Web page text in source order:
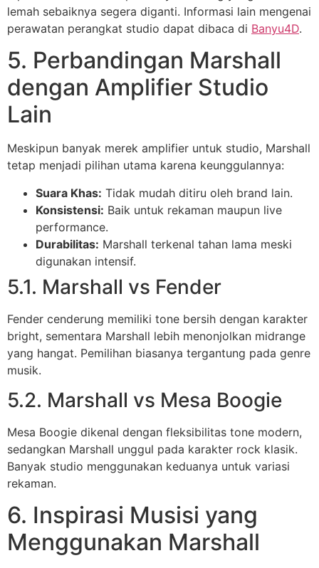
lemah sebaiknya segera diganti. Informasi lain mengenai
perawatan perangkat studio dapat dibaca di Banyu4D.
5. Perbandingan Marshall
dengan Amplifier Studio
Lain
Meskipun banyak merek amplifier untuk studio, Marshall
tetap menjadi pilihan utama karena keunggulannya:
Suara Khas: Tidak mudah ditiru oleh brand lain.
Konsistensi: Baik untuk rekaman maupun live
performance.
Durabilitas: Marshall terkenal tahan lama meski
digunakan intensif.
5.1. Marshall vs Fender
Fender cenderung memiliki tone bersih dengan karakter
bright, sementara Marshall lebih menonjolkan midrange
yang hangat. Pemilihan biasanya tergantung pada genre
musik.
5.2. Marshall vs Mesa Boogie
Mesa Boogie dikenal dengan fleksibilitas tone modern,
sedangkan Marshall unggul pada karakter rock klasik.
Banyak studio menggunakan keduanya untuk variasi
rekaman.
6. Inspirasi Musisi yang
Menggunakan Marshall